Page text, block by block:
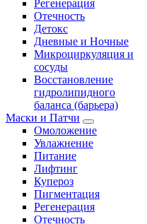
Регенерация
Отечность
Детокс
Дневные и Ночные
Микроциркуляция и
сосуды
Восстановление
гидролипидного
баланса (барьера)
Маски и Патчи
Омоложение
Увлажнение
Питание
Лифтинг
Купероз
Пигментация
Регенерация
Отечность